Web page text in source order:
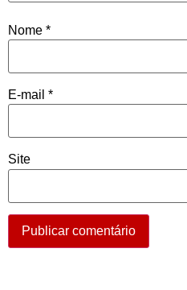
Nome *
E-mail *
Site